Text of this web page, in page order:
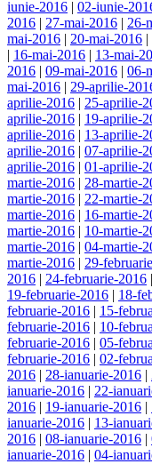
iunie-2016 | 02-iunie-
2016 | 27-mai-2016 | 26-
mai-2016 | 20-mai-2016 |
| 16-mai-2016 | 13-mai-
2016 | 09-mai-2016 | 06-
mai-2016 | 29-aprilie-
aprilie-2016 | 25-aprilie-
aprilie-2016 | 19-aprilie-
aprilie-2016 | 13-aprilie-
aprilie-2016 | 07-aprilie-
aprilie-2016 | 01-aprilie-
martie-2016 | 28-martie-
martie-2016 | 22-martie-
martie-2016 | 16-martie-
martie-2016 | 10-martie-
martie-2016 | 04-martie-
martie-2016 | 29-
2016 | 24-februarie-2016 |
19-februarie-2016 | 18-
februarie-2016 | 15-
februarie-2016 | 10-
februarie-2016 | 05-
februarie-2016 | 02-
2016 | 28-ianuarie-2016 |
ianuarie-2016 | 22-
2016 | 19-ianuarie-2016 |
ianuarie-2016 | 13-
2016 | 08-ianuarie-2016 |
ianuarie-2016 | 04-